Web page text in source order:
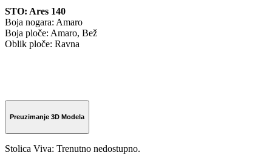
STO: Ares 140
Boja nogara: Amaro
Boja ploče: Amaro, Bež
Oblik ploče: Ravna
Preuzimanje 3D Modela
Stolica Viva: Trenutno nedostupno.